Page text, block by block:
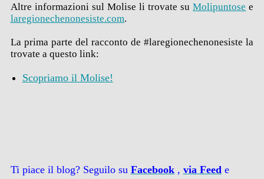
Altre informazioni sul Molise li trovate suMolipuntose e
laregionechenonesiste.com.
La prima parte del racconto de #laregionechenonesiste la
trovate a questo link:
Scopriamo il Molise!
Ti piace il blog? Seguilo su Facebook , via Feed e